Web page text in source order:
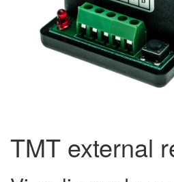
TMT external